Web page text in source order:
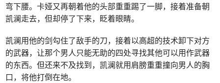
弯下腰。卡娅又再朝着他的头部重重踢了一脚，接着准备朝
凯澜走去，但却停了下来，眨着眼睛。
凯澜用他的剑勾住了敌手的刀，接着以高超的技术卸下对方
的武器，让那个男人只能无助的四处寻找其他可以用作武器
的东西。但还来不及找到，凯澜就用肩膀重重撞向男人的胸
口，将他打倒在地。